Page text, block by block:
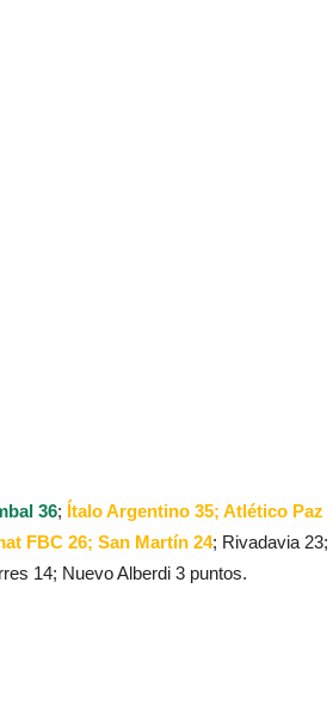
36; Ítalo Argentino 35; Atlético Paz
FBC 26; San Martín 24; Rivadavia 23;
14; Nuevo Alberdi 3 puntos.